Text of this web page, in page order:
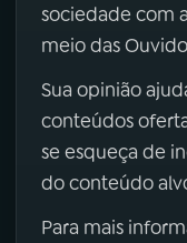
sociedade com
meio das
Sua opinião
conteúdos
se esqueça de
do conteúdo
Para mais